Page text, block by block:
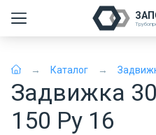
Каталог
Задвижка
150 Ру 16